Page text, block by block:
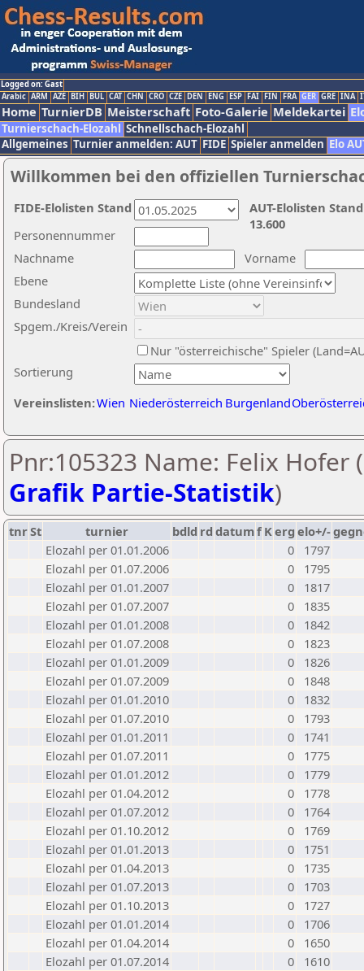
Logged on: Gast
Arabic ARM AZE BIH BUL CAT CHN CRO CZE DEN ENG ESP FAI FIN FRA GER GRE INA
Home TurnierDB Meisterschaft Foto-Galerie Meldekartei
Turnierschach-Elozahl Schnellschach-Elozahl
Allgemeines Turnier anmelden: AUT FIDE Spieler anmelden Elo
Willkommen bei den offiziellen
Nachname
Vorname
Ebene
Sortierung
Personennummer
Bundesland
Spgem./Kreis/Verein
Nur "österreichische" Spieler
Vereinslisten:Wien Niederösterreich Burgenland
AUT-Elolisten
13.600
FIDE-Elolisten Stand
Pnr:105323 Name: Felix Hofer (
Grafik Partie-Statistik)
tnrSt turnier bdld rd datumf Kerg elo+/-
Elozahl per 01.01.2006
0
1797
Elozahl per 01.07.2006
0
1795
Elozahl per 01.01.2007
0
1817
Elozahl per 01.07.2007
0
1835
Elozahl per 01.01.2008
0
1842
Elozahl per 01.07.2008
0
1823
Elozahl per 01.01.2009
0
1826
Elozahl per 01.07.2009
0
1848
Elozahl per 01.01.2010
0
1832
Elozahl per 01.07.2010
0
1793
Elozahl per 01.01.2011
0
1741
Elozahl per 01.07.2011
0
1775
Elozahl per 01.01.2012
0
1779
Elozahl per 01.04.2012
0
1778
Elozahl per 01.07.2012
0
1764
Elozahl per 01.10.2012
0
1769
Elozahl per 01.01.2013
0
1751
Elozahl per 01.04.2013
0
1735
Elozahl per 01.07.2013
0
1703
Elozahl per 01.10.2013
0
1727
Elozahl per 01.01.2014
0
1706
Elozahl per 01.04.2014
0
1650
Elozahl per 01.07.2014
0
1610